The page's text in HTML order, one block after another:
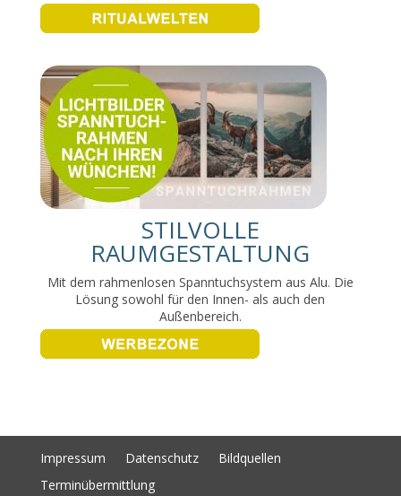
STILVOLLE
RAUMGESTALTUNG
Mit dem rahmenlosen Spanntuchsystem aus Alu. Die
Lösung sowohl für den Innen- als auch den
Außenbereich.
Impressum Datenschutz
Bildquellen
Terminübermittlung